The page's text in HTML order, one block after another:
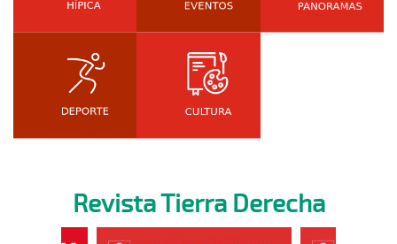
Revista Tierra Derecha